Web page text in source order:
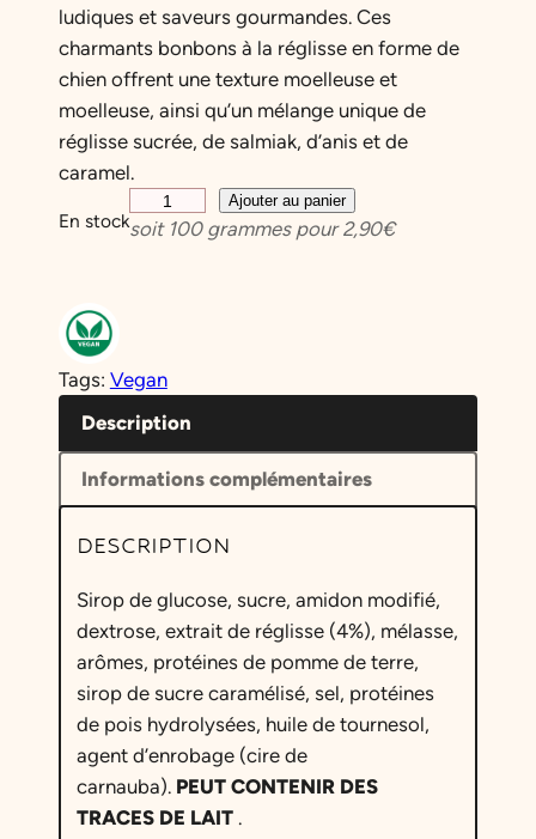
ludiques et saveurs gourmandes. Ces
charmants bonbons à la réglisse en forme de
chien offrent une texture moelleuse et
moelleuse, ainsi qu’un mélange unique de
réglisse sucrée, de salmiak, d’anis et de
caramel.
En stock
u
t
é
d
e
R
é
l
i
s
s
e
C
h
i
Ajouter au panier
soit 100grammes pour2,90€
Tags: Vegan
Description
Informations complémentaires
DESCRIPTION
Sirop de glucose, sucre, amidon modifié,
dextrose, extrait de réglisse (4%), mélasse,
arômes, protéines de pomme de terre,
sirop de sucre caramélisé, sel, protéines
de pois hydrolysées, huile de tournesol,
agent d’enrobage (cire de
carnauba). PEUT CONTENIR DES
TRACES DE LAIT .